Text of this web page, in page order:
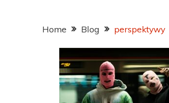
Home Blog perspektywy